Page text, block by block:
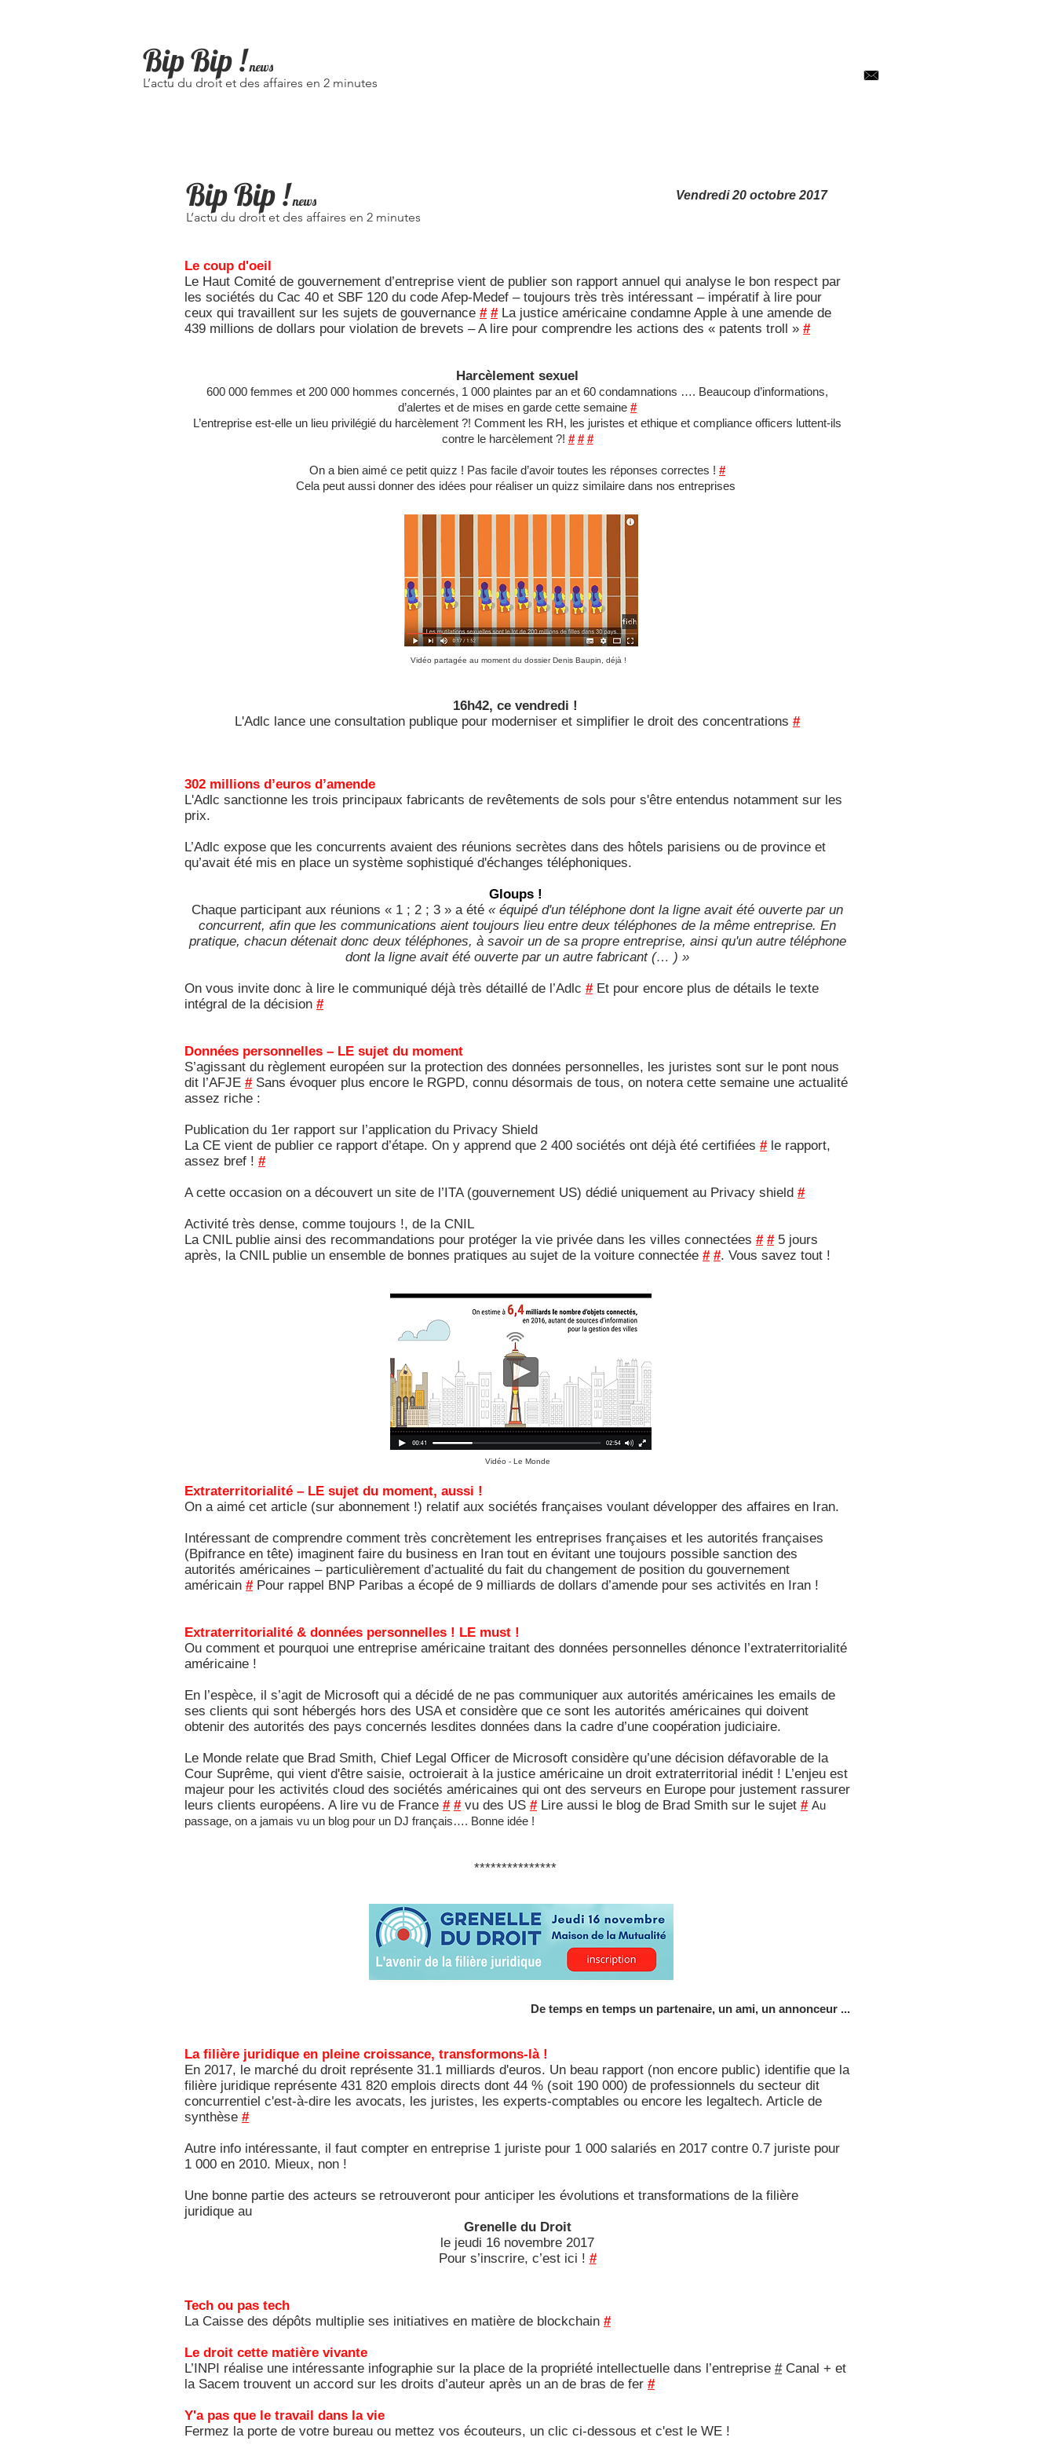
Bip Bip! news
L’actu du droit et des affaires en 2 minutes
Bip Bip ! news
L’actu du droit et des affaires en 2 minutes
Vendredi 20 octobre 2017
Le coup d'oeil
Le Haut Comité de gouvernement d’entreprise vient de publier son rapport annuel qui analyse le bon respect par
les sociétés du Cac 40 et SBF 120 du code Afep-Medef – toujours très très intéressant – impératif à lire pour
ceux qui travaillent sur les sujets de gouvernance # #La justice américaine condamne Apple à une amende de
439 millions de dollars pour violation de brevets – A lire pour comprendre les actions des « patents troll » #
Harcèlement sexuel
600 000 femmes et 200 000 hommes concernés, 1 000 plaintes par an et 60 condamnations …. Beaucoup d’informations,
d’alertes et de mises en garde cette semaine #
L’entreprise est-elle un lieu privilégié du harcèlement ?! Comment les RH, les juristes et ethique et compliance officers luttent-ils
contre le harcèlement ?! # # #
On a bien aimé ce petit quizz ! Pas facile d’avoir toutes les réponses correctes ! #
Cela peut aussi donner des idées pour réaliser un quizz similaire dans nos entreprises
Vidéo partagée au moment du dossier Denis Baupin, déjà !
16h42, ce vendredi !
L'Adlc lance une consultation publique pour moderniser et simplifier le droit des concentrations #
302 millions d’euros d’amende
L'Adlc sanctionne les trois principaux fabricants de revêtements de sols pour s'être entendus notamment sur les
prix.
L’Adlc expose que les concurrents avaient des réunions secrètes dans des hôtels parisiens ou de province et
qu’avait été mis en place un système sophistiqué d'échanges téléphoniques.
Gloups !
Chaque participant aux réunions « 1 ; 2 ; 3 » a été « équipé d'un téléphone dont la ligne avait été ouverte par un
concurrent, afin que les communications aient toujours lieu entre deux téléphones de la même entreprise. En
pratique, chacun détenait donc deux téléphones, à savoir un de sa propre entreprise, ainsi qu'un autre téléphone
dont la ligne avait été ouverte par un autre fabricant (… ) »
On vous invite donc à lire le communiqué déjà très détaillé de l’Adlc #Et pour encore plus de détails le texte
intégral de la décision #
Données personnelles – LE sujet du moment
S’agissant du règlement européen sur la protection des données personnelles, les juristes sont sur le pont nous
dit l’AFJE #Sans évoquer plus encore le RGPD, connu désormais de tous, on notera cette semaine une actualité
assez riche :
Publication du 1er rapport sur l’application du Privacy Shield
La CE vient de publier ce rapport d’étape. On y apprend que 2 400 sociétés ont déjà été certifiées #le rapport,
assez bref ! #
A cette occasion on a découvert un site de l’ITA (gouvernement US) dédié uniquement au Privacy shield #
Activité très dense, comme toujours !, de la CNIL
La CNIL publie ainsi des recommandations pour protéger la vie privée dans les villes connectées # #5 jours
après, la CNIL publie un ensemble de bonnes pratiques au sujet de la voiture connectée # #. Vous savez tout !
Vidéo - Le Monde
Extraterritorialité – LE sujet du moment, aussi !
On a aimé cet article (sur abonnement !) relatif aux sociétés françaises voulant développer des affaires en Iran.
Intéressant de comprendre comment très concrètement les entreprises françaises et les autorités françaises
(Bpifrance en tête) imaginent faire du business en Iran tout en évitant une toujours possible sanction des
autorités américaines – particulièrement d’actualité du fait du changement de position du gouvernement
américain #Pour rappel BNP Paribas a écopé de 9 milliards de dollars d’amende pour ses activités en Iran !
Extraterritorialité & données personnelles ! LE must !
Ou comment et pourquoi une entreprise américaine traitant des données personnelles dénonce l’extraterritorialité
américaine !
En l’espèce, il s’agit de Microsoft qui a décidé de ne pas communiquer aux autorités américaines les emails de
ses clients qui sont hébergés hors des USA et considère que ce sont les autorités américaines qui doivent
obtenir des autorités des pays concernés lesdites données dans la cadre d’une coopération judiciaire.
Le Monde relate que Brad Smith, Chief Legal Officer de Microsoft considère qu’une décision défavorable de la
Cour Suprême, qui vient d'être saisie, octroierait à la justice américaine un droit extraterritorial inédit ! L’enjeu est
majeur pour les activités cloud des sociétés américaines qui ont des serveurs en Europe pour justement rassurer
leurs clients européens. A lire vu de France # #vu des US #Lire aussi le blog de Brad Smith sur le sujet # Au
passage, on a jamais vu un blog pour un DJ français…. Bonne idée !
***************
De temps en temps un partenaire, un ami, un annonceur ...
La filière juridique en pleine croissance, transformons-là !
En 2017, le marché du droit représente 31.1 milliards d'euros. Un beau rapport (non encore public) identifie que la
filière juridique représente 431 820 emplois directs dont 44 % (soit 190 000) de professionnels du secteur dit
concurrentiel c'est-à-dire les avocats, les juristes, les experts-comptables ou encore les legaltech. Article de
synthèse #
Autre info intéressante, il faut compter en entreprise 1 juriste pour 1 000 salariés en 2017 contre 0.7 juriste pour
1 000 en 2010. Mieux, non !
Une bonne partie des acteurs se retrouveront pour anticiper les évolutions et transformations de la filière
juridique au
Grenelle du Droit
le jeudi 16 novembre 2017
Pour s’inscrire, c’est ici ! #
Tech ou pas tech
La Caisse des dépôts multiplie ses initiatives en matière de blockchain #
Le droit cette matière vivante
L’INPI réalise une intéressante infographie sur la place de la propriété intellectuelle dans l’entreprise #Canal + et
la Sacem trouvent un accord sur les droits d’auteur après un an de bras de fer #
Y'a pas que le travail dans la vie
Fermez la porte de votre bureau ou mettez vos écouteurs, un clic ci-dessous et c'est le WE !